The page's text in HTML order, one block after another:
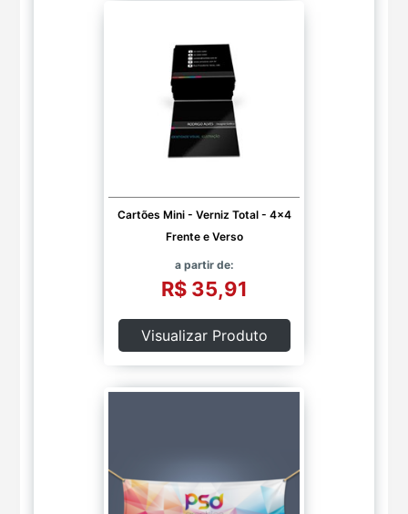
Cartões Mini - Verniz Total - 4x4
Frente e Verso
a partir de:
R$ 35,91
Visualizar Produto